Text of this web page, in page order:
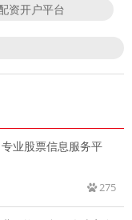
资开户平台
业股票信息服务平
275